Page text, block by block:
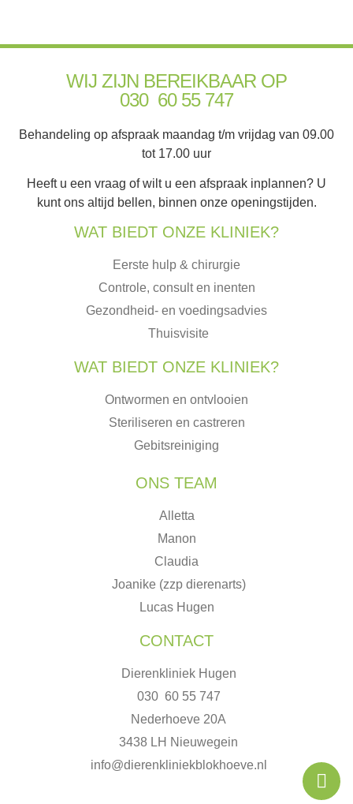
WIJ ZIJN BEREIKBAAR OP
030 60 55 747
Behandeling op afspraak maandag t/m vrijdag van 09.00
tot 17.00 uur
Heeft u een vraag of wilt u een afspraak inplannen? U
kunt ons altijd bellen, binnen onze openingstijden.
WAT BIEDT ONZE KLINIEK?
Eerste hulp & chirurgie
Controle, consult en inenten
Gezondheid- en voedingsadvies
Thuisvisite
WAT BIEDT ONZE KLINIEK?
Ontwormen en ontvlooien
Steriliseren en castreren
Gebitsreiniging
ONS TEAM
Alletta
Manon
Claudia
Joanike (zzp dierenarts)
Lucas Hugen
CONTACT
Dierenkliniek Hugen
030 60 55 747
Nederhoeve 20A
3438 LH Nieuwegein
info@dierenkliniekblokhoeve.nl